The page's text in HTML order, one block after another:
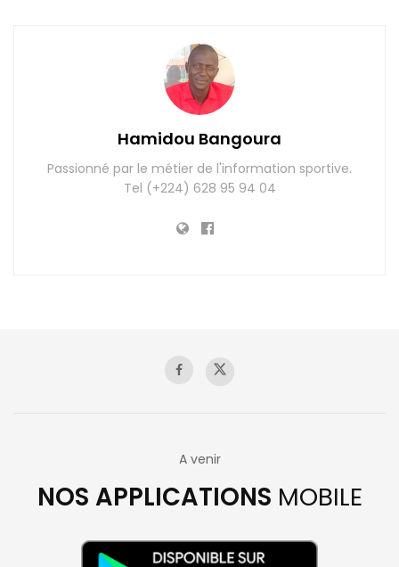
Hamidou Bangoura
Passionné par le métier de l'information sportive.
Tel (+224) 628 95 94 04
A venir
NOS APPLICATIONS MOBILE